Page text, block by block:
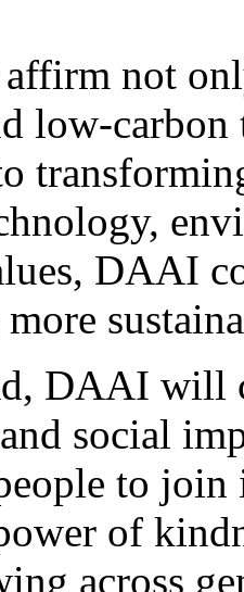
affirm not
low-
DAAI
DAAI will
social
to
of
across